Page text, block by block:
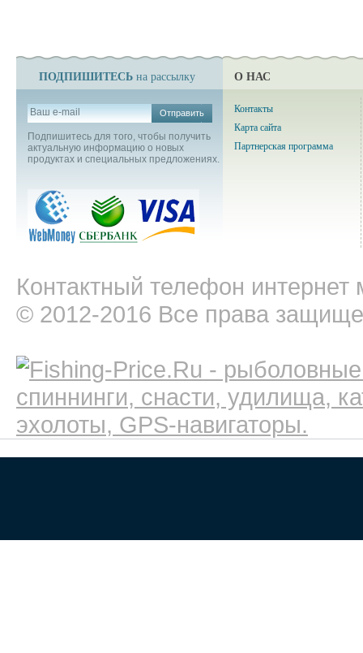
ПОДПИШИТЕСЬ на рассылку
Отправить
Подпишитесь для того, чтобы получить
актуальную информацию о новых
продуктах и специальных предложениях.
О НАС
Контакты
Карта сайта
Партнерская программа
Контактный телефон интернет
© 2012-2016 Все права